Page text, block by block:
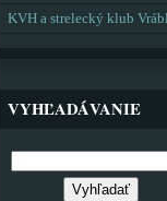
KVH a strelecký klub
VYHĽADÁVANIE